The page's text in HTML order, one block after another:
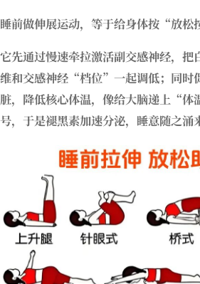
睡前做伸展运动，等于给身体按“放松
它先通过慢速牵拉激活副交感神经，把
维和交感神经“档位”一起调低；同时
脏，降低核心体温，像给大脑递上“
号，于是褪黑素加速分泌，睡意随之涌